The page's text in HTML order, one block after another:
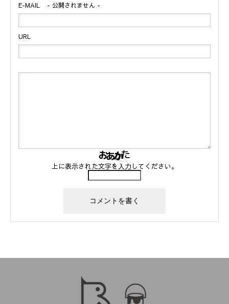
E-MAIL - 公開されません -
URL
上に表示された文字を入力してください。